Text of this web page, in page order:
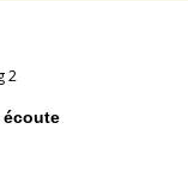
écoute